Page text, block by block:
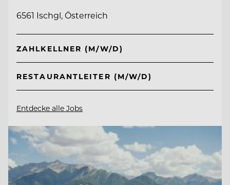
6561 Ischgl, Österreich
ZAHLKELLNER (M/W/D)
RESTAURANTLEITER (M/W/D)
Entdecke alle Jobs